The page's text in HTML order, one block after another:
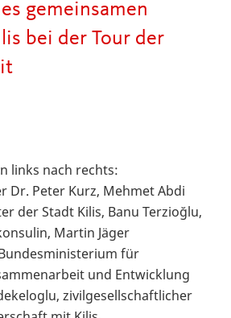
gemeinsamen
bei der Tour der
links nach rechts:
Dr. Peter Kurz, Mehmet Abdi
der Stadt Kilis, Banu Terzioğlu,
Martin Jäger
für
und Entwicklung
zivilgesellschaftlicher